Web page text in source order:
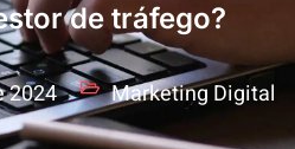
de tráfego?
2024 Marketing Digital